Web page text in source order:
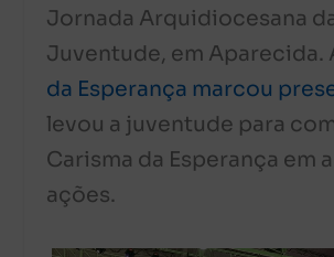
Jornada Arquidiocesana
Juventude, em Aparecida.
da Esperança marcou
levou a juventude para
Carisma da Esperança em
ações.